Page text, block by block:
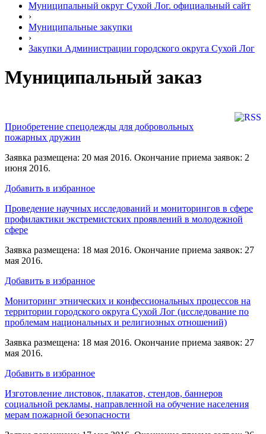
Муниципальный округ Сухой Лог. официальный сайт
›
Муниципальные закупки
›
Закупки Администрации городского округа Сухой Лог
Муниципальный заказ
Приобретение спецодежды для добровольных
пожарных дружин
Заявка размещена: 20 мая 2016. Окончание приема заявок: 2
июня 2016.
Добавить в избранное
Проведение научных исследований и мониторингов в сфере
профилактики экстремистских проявлений в молодежной
сфере
Заявка размещена: 18 мая 2016. Окончание приема заявок: 27
мая 2016.
Добавить в избранное
Мониторинг этнических и конфессиональных процессов на
территории городского округа Сухой Лог (исследование по
проблемам национальных и религиозных отношений)
Заявка размещена: 18 мая 2016. Окончание приема заявок: 27
мая 2016.
Добавить в избранное
Изготовление листовок, плакатов, стендов, баннеров
социальной рекламы, направленной на обучение населения
мерам пожарной безопасности